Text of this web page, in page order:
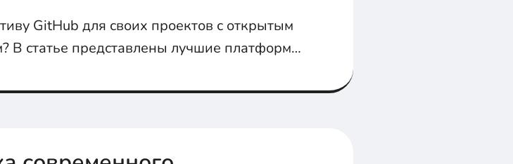
GitHub для своих проектов с открытым
В статье представлены лучшие платформы,
и эффективно работать над кодом.